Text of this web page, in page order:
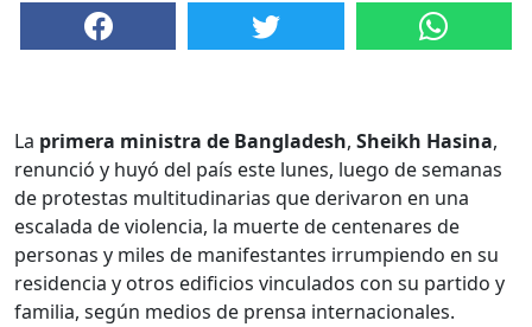
La primera ministra de Bangladesh, Sheikh Hasina,
renunció y huyó del país este lunes, luego de semanas
de protestas multitudinarias que derivaron en una
escalada de violencia, la muerte de centenares de
personas y miles de manifestantes irrumpiendo en su
residencia y otros edificios vinculados con su partido y
familia, según medios de prensa internacionales.